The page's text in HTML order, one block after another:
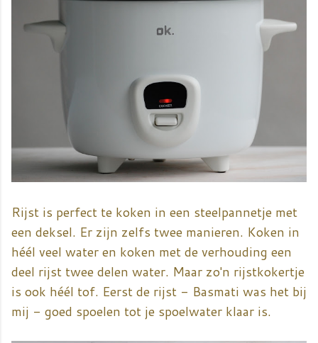
Rijst is perfect te koken in een steelpannetje met
een deksel. Er zijn zelfs twee manieren. Koken in
héél veel water en koken met de verhouding een
deel rijst twee delen water. Maar zo'n rijstkokertje
is ook héél tof. Eerst de rijst - Basmati was het bij
mij - goed spoelen tot je spoelwater klaar is.